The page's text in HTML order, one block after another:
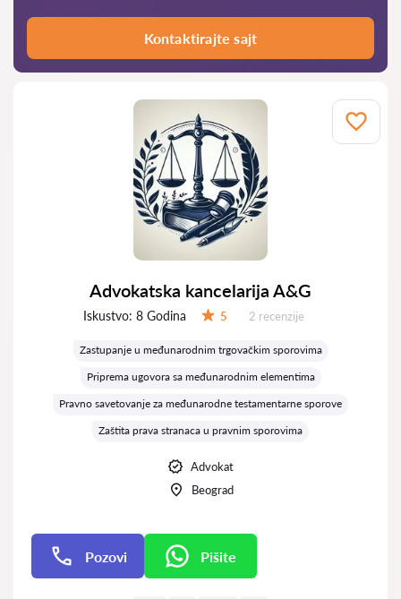
Kontaktirajte sajt
Advokatska kancelarija A&G
Iskustvo: 8 Godina 5 Recenzija:
2 recenzije
Zastupanje u međunarodnim trgovačkim sporovima
Priprema ugovora sa međunarodnim elementima
Pravno savetovanje za međunarodne testamentarne sporove
Zaštita prava stranaca u pravnim sporovima
Advokat
Beograd
Pozovi Pišite